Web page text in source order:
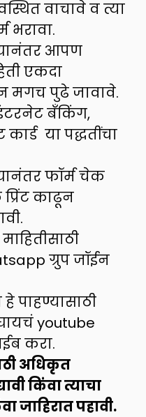
वाचावे व त्या
भरावा.
आपण
एकदा
मगच पुढे जावावे.
बँकिंग,
कार्ड या पद्धतींचा
फॉर्म चेक
काढून
ग्रुप जॉईन
पाहण्यासाठी
youtube
करा.
अधिकृत
किंवा त्याचा
जाहिरात पहावी.